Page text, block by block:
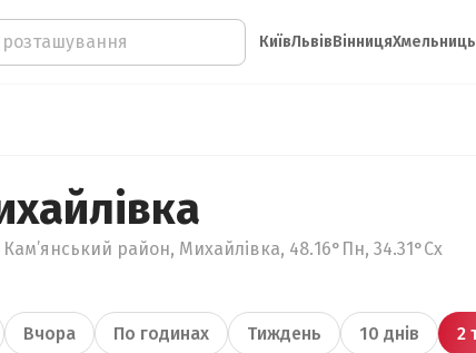
КиївЛьвівВінниця
район, Михайлівка, 48.16°Пн, 34.31°Сх
Вчора По годинах Тиждень 10 днів 2